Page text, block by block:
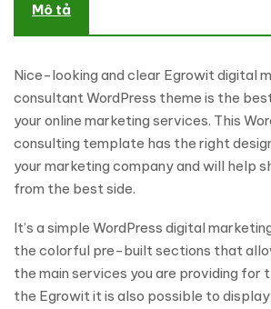
Mô tả
Nice-looking and clear Egrowit digital
consultant WordPress theme is the
your online marketing services. This
consulting template has the right
your marketing company and will help
from the best side.
It’s a simple WordPress digital
the colorful pre-built sections that
the main services you are providing for
the Egrowit it is also possible to